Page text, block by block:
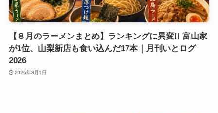
【８月のラーメンまとめ】ランキングに異変!! 富山家
が1位、山梨新店も食い込んだ17本｜月刊いとログ
2026
2026年8月1日